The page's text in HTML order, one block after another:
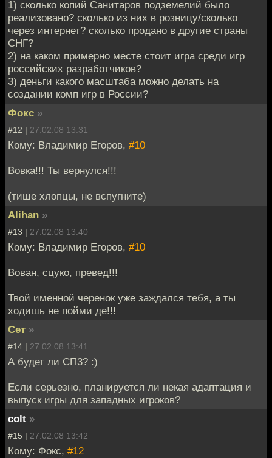
1) сколько копий Санитаров подземелий было
реализовано? сколько из них в розницу/сколько
через интернет? сколько продано в другие страны
СНГ?
2) на каком примерно месте стоит игра среди игр
российских разработчиков?
3) деньги какого масштаба можно делать на
создании комп игр в России?
Фокс »
#12 | 27.02.08 13:31
Кому: Владимир Егоров, #10
Вовка!!! Ты вернулся!!!
(тише хлопцы, не вспугните)
Alihan »
#13 | 27.02.08 13:40
Кому: Владимир Егоров, #10
Вован, сцуко, превед!!!
Твой именной черенок уже заждался тебя, а ты
ходишь не пойми де!!!
Сет »
#14 | 27.02.08 13:41
А будет ли СП3? :)
Если серьезно, планируется ли некая адаптация и
выпуск игры для западных игроков?
colt »
#15 | 27.02.08 13:42
Кому: Фокс, #12